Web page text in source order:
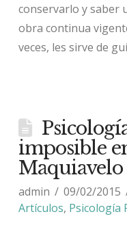
conservarlo y saber
obra continua
veces, les sirve de
imposible
admin
09/02/2015
Artículos, Psicología